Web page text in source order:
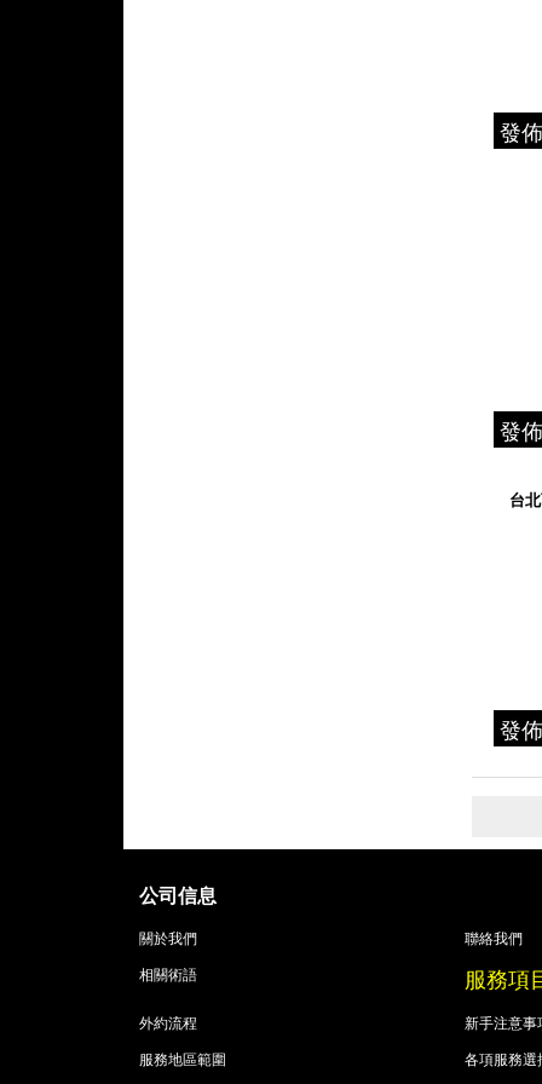
發
發
台
發
公司信息
關於我們
聯絡我們
相關術語
服務項
外約流程
新手注意事
服務地區範圍
各項服務選